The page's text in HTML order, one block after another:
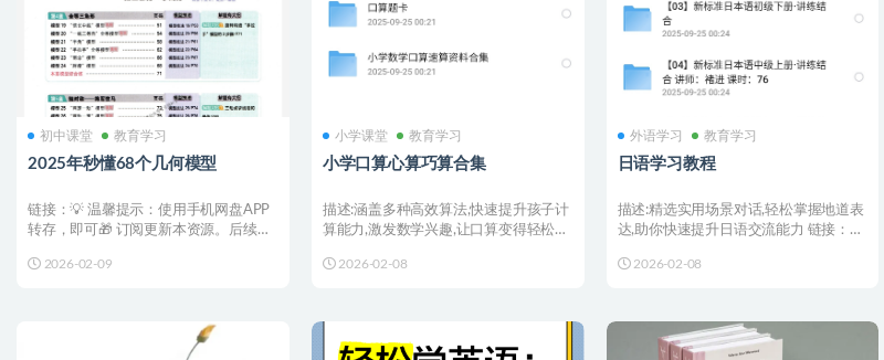
初中课堂 教育学习
2025年秒懂68个几何模型
链接：💡 温馨提示：使用手机网盘APP
转存，即可🎁 订阅更新本资源。后续更
2026-02-09
小学课堂 教育学习
小学口算心算巧算合集
描述:涵盖多种高效算法,快速提升孩子计
算能力,激发数学兴趣,让口算变得轻松有
2026-02-08
外语学习 教育学习
日语学习教程
描述:精选实用场景对话,轻松掌握地道表
达,助你快速提升日语交流能力 链接：💡
2026-02-08